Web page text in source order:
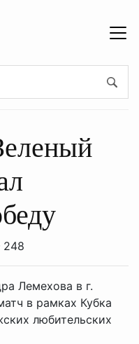
248
Лемехова в г.
в рамках Кубка
любительских